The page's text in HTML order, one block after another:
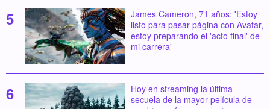
James Cameron, 71 años: 'Estoy
listo para pasar página con Avatar,
estoy preparando el 'acto final' de
mi carrera'
Hoy en streaming la última
secuela de la mayor película de